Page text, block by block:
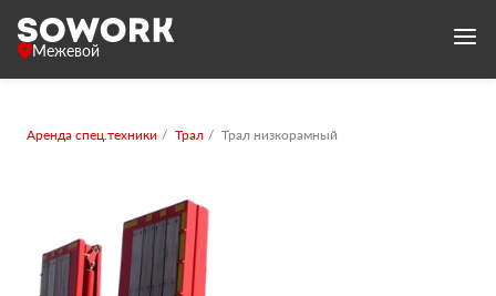
Межевой
Аренда спец.техники Трал Трал низкорамный